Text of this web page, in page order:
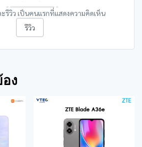
รีวิว เป็นคนแรกที่แสดงความคิดเห็น
รีวิว
ง